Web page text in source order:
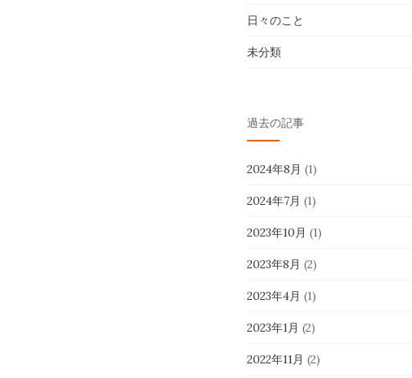
日々のこと
未分類
過去の記事
2024年8月 (1)
2024年7月 (1)
2023年10月 (1)
2023年8月 (2)
2023年4月 (1)
2023年1月 (2)
2022年11月 (2)